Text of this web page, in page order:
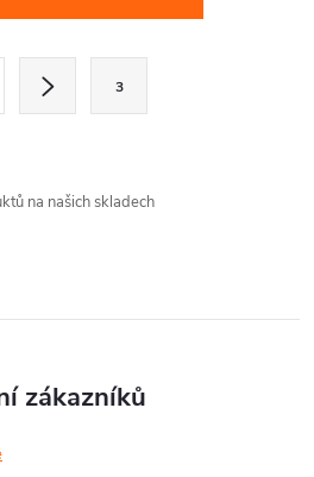
3
na našich skladech
zákazníků